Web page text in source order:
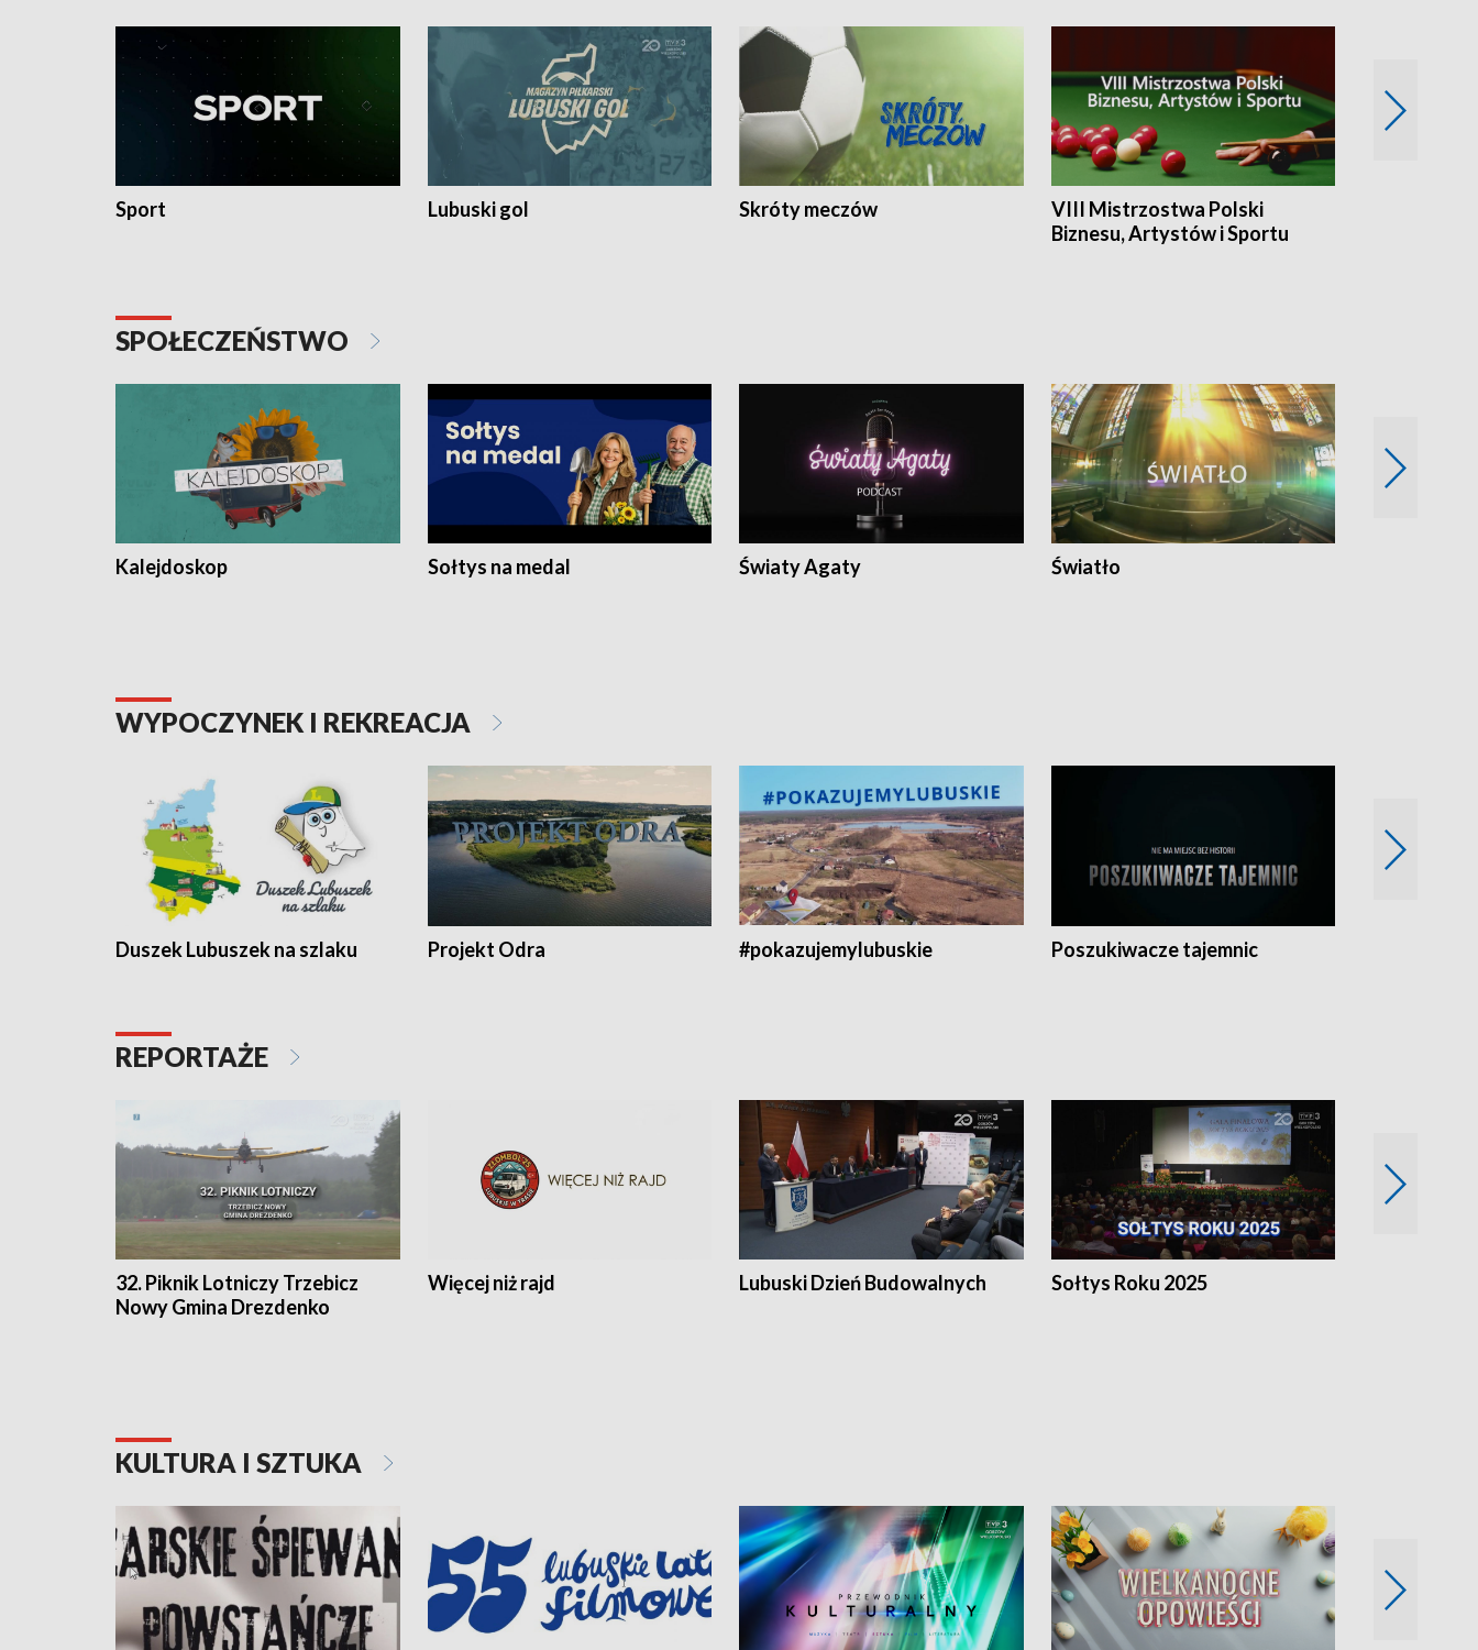
Sport Lubuski gol Skróty meczów
VIII Mistrzostwa Polski
Biznesu, Artystów i Sportu
SPOŁECZEŃSTWO
Kalejdoskop Sołtys na medal Światy Agaty Światło
WYPOCZYNEK I REKREACJA
Duszek Lubuszek na szlaku Projekt Odra #pokazujemylubuskie Poszukiwacze tajemnic
REPORTAŻE
32. Piknik Lotniczy Trzebicz
Nowy Gmina Drezdenko
Więcej niż rajd Lubuski Dzień Budowalnych Sołtys Roku 2025
KULTURA I SZTUKA